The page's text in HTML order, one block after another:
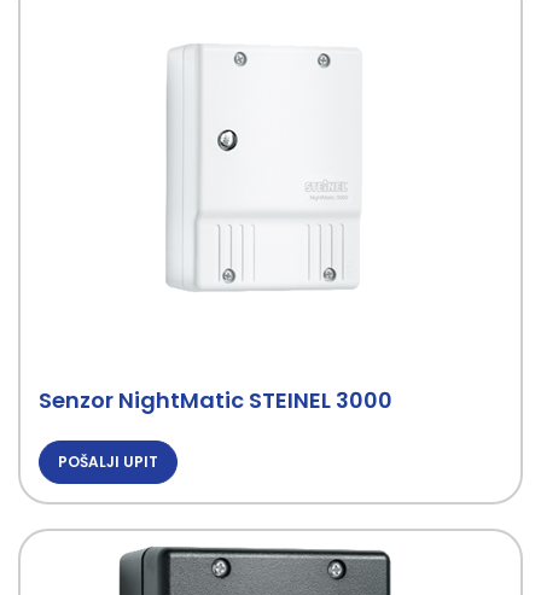
Senzor NightMatic STEINEL 3000
POŠALJI UPIT